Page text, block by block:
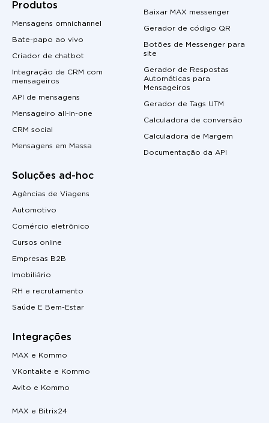
Produtos
Mensagens omnichannel
Bate-papo ao vivo
Criador de chatbot
Integração de CRM com
mensageiros
API de mensagens
Mensageiro all-in-one
CRM social
Mensagens em Massa
Soluções ad-hoc
Agências de Viagens
Automotivo
Comércio eletrônico
Cursos online
Empresas B2B
Imobiliário
RH e recrutamento
Saúde E Bem-Estar
Integrações
MAX e Kommo
VKontakte e Kommo
Avito e Kommo
MAX e Bitrix24
Baixar MAX messenger
Gerador de código QR
Botões de Messenger para
site
Gerador de Respostas
Automáticas para
Mensageiros
Gerador de Tags UTM
Calculadora de conversão
Calculadora de Margem
Documentação da API